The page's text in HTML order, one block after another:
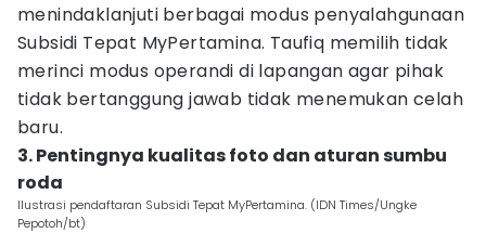
menindaklanjuti berbagai modus penyalahgunaan
Subsidi Tepat MyPertamina. Taufiq memilih tidak
merinci modus operandi di lapangan agar pihak
tidak bertanggung jawab tidak menemukan celah
baru.
3. Pentingnya kualitas foto dan aturan sumbu
roda
Ilustrasi pendaftaran Subsidi Tepat MyPertamina. (IDN Times/Ungke
Pepotoh/bt)